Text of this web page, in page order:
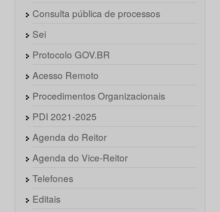
Consulta pública de processos
Sei
Protocolo GOV.BR
Acesso Remoto
Procedimentos Organizacionais
PDI 2021-2025
Agenda do Reitor
Agenda do Vice-Reitor
Telefones
Editais